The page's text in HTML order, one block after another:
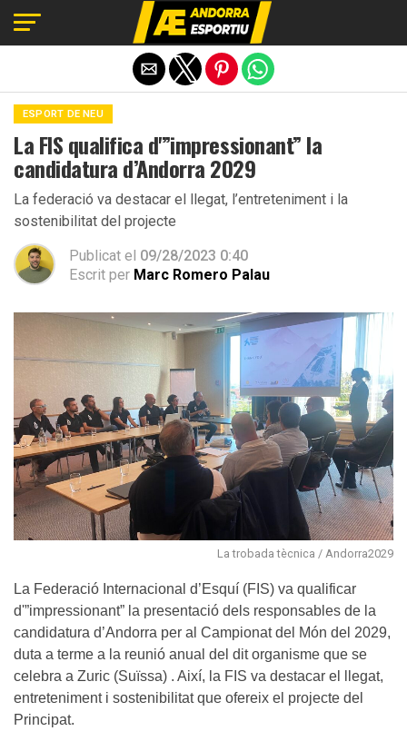
ESPORT DE NEU
La FIS qualifica d'”impressionant” la
candidatura d’Andorra 2029
La federació va destacar el llegat, l’entreteniment i la
sostenibilitat del projecte
Publicat el 09/28/2023 0:40
Escrit per Marc Romero Palau
La trobada tècnica / Andorra2029
La Federació Internacional d’Esquí (FIS) va qualificar
d'”impressionant” la presentació dels responsables de la
candidatura d’Andorra per al Campionat del Món del 2029,
duta a terme a la reunió anual del dit organisme que se
celebra a Zuric (Suïssa) . Així, la FIS va destacar el llegat,
entreteniment i sostenibilitat que ofereix el projecte del
Principat.
Exit mobile version